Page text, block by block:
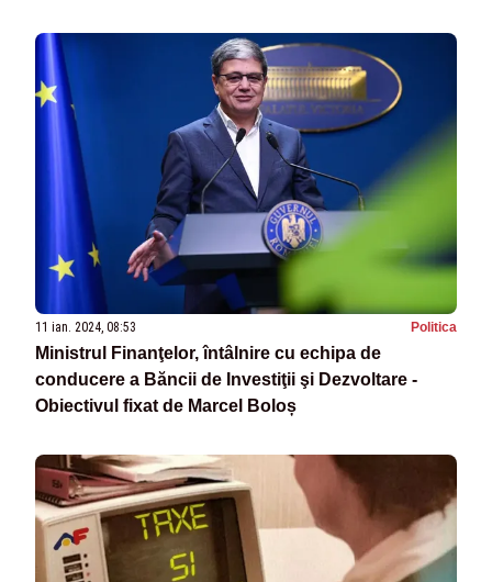
11 ian. 2024, 08:53 Politica
Ministrul Finanţelor, întâlnire cu echipa de
conducere a Băncii de Investiţii şi Dezvoltare -
Obiectivul fixat de Marcel Boloș